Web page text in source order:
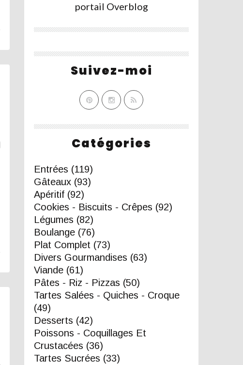
Catégories
Entrées (119)
Gâteaux (93)
Apéritif (92)
Cookies - Biscuits - Crêpes (92)
Légumes (82)
Boulange (76)
Plat Complet (73)
Divers Gourmandises (63)
Viande (61)
Pâtes - Riz - Pizzas (50)
Tartes Salées - Quiches - Croque
(49)
Desserts (42)
Poissons - Coquillages Et
Crustacées (36)
Tartes Sucrées (33)
portail Overblog
Suivez-moi